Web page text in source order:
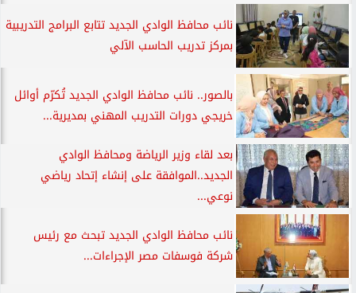
نائب محافظ الوادي الجديد تتابع البرامج التدريبية
بمركز تدريب الحاسب الآلي
بالصور.. نائب محافظ الوادي الجديد تُكرّم أوائل
خريجي دورات التدريب المهني بمديرية...
بعد لقاء وزير الرياضة ومحافظ الوادي
الجديد..الموافقة على إنشاء إتحاد رياضي
نوعي...
نائب محافظ الوادي الجديد تبحث مع رئيس
شركة فوسفات مصر الإجراءات...